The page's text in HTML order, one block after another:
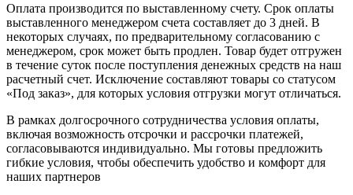
Оплата производится по выставленному счету. Срок оплаты
выставленного менеджером счета составляет до 3 дней. В
некоторых случаях, по предварительному согласованию с
менеджером, срок может быть продлен. Товар будет отгружен
в течение суток после поступления денежных средств на наш
расчетный счет. Исключение составляют товары со статусом
«Под заказ», для которых условия отгрузки могут отличаться.
В рамках долгосрочного сотрудничества условия оплаты,
включая возможность отсрочки и рассрочки платежей,
согласовываются индивидуально. Мы готовы предложить
гибкие условия, чтобы обеспечить удобство и комфорт для
наших партнеров